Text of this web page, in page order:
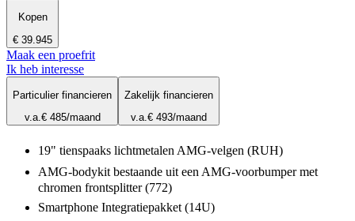
Kopen
€ 39.945
Maak een proefrit
Ik heb interesse
Particulier financieren
v.a.€ 485/maand
Zakelijk financieren
v.a.€ 493/maand
19" tienspaaks lichtmetalen AMG-velgen (RUH)
AMG-bodykit bestaande uit een AMG-voorbumper met
chromen frontsplitter (772)
Smartphone Integratiepakket (14U)